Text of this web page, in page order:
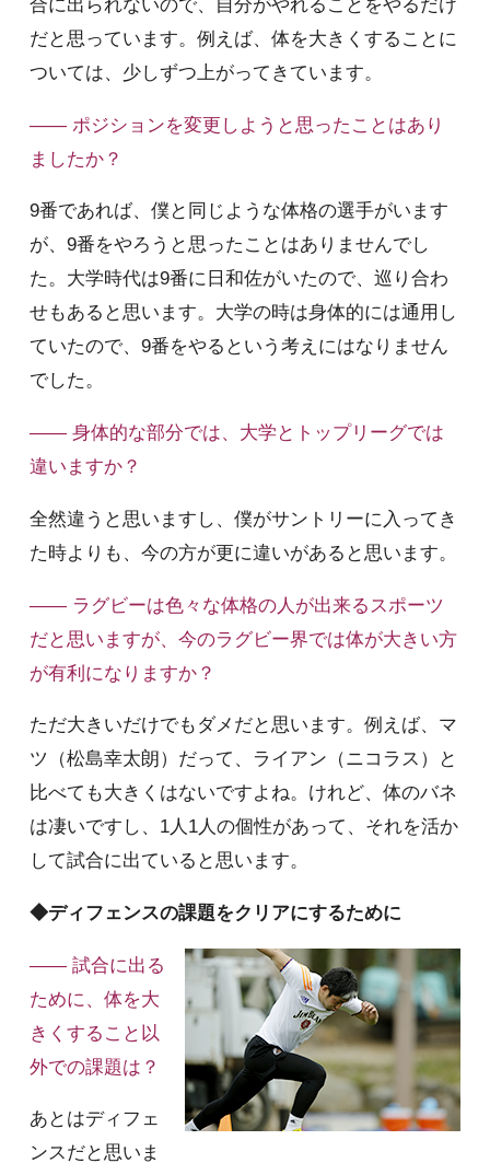
合に出られないので、自分がやれることをやるだけ
だと思っています。例えば、体を大きくすることに
ついては、少しずつ上がってきています。
—— ポジションを変更しようと思ったことはあり
ましたか？
9番であれば、僕と同じような体格の選手がいます
が、9番をやろうと思ったことはありませんでし
た。大学時代は9番に日和佐がいたので、巡り合わ
せもあると思います。大学の時は身体的には通用し
ていたので、9番をやるという考えにはなりません
でした。
—— 身体的な部分では、大学とトップリーグでは
違いますか？
全然違うと思いますし、僕がサントリーに入ってき
た時よりも、今の方が更に違いがあると思います。
—— ラグビーは色々な体格の人が出来るスポーツ
だと思いますが、今のラグビー界では体が大きい方
が有利になりますか？
ただ大きいだけでもダメだと思います。例えば、マ
ツ（松島幸太朗）だって、ライアン（ニコラス）と
比べても大きくはないですよね。けれど、体のバネ
は凄いですし、1人1人の個性があって、それを活か
して試合に出ていると思います。
◆ディフェンスの課題をクリアにするために
—— 試合に出る
ために、体を大
きくすること以
外での課題は？
あとはディフェ
ンスだと思いま